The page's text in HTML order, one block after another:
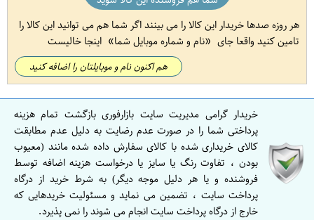
هر روزه صدها خریدار این کالا را می بینند اگر شما هم می توانید این کالا را
تامین کنید واقعا جای
نام و شماره موبایل شما اینجا خالیست
هم اکنون نام و موبایلتان را اضافه کنید
خریدار گرامی مدیریت سایت بازارفوری بازگشت تمام هزینه
پرداختی شما را در صورت عدم رضایت به دلیل عدم مطابقت
کالای خریداری شده با کالای سفارش داده شده مانند (معیوب
بودن ، تفاوت رنگ یا سایز یا درخواست هزینه اضافه توسط
فروشنده و یا هر دلیل موجه دیگر) به شرط خرید از درگاه
پرداخت سایت ، تضمین می نماید و مسئولیت خریدهایی که
خارج از درگاه پرداخت سایت انجام می شوند را نمی پذیرد.